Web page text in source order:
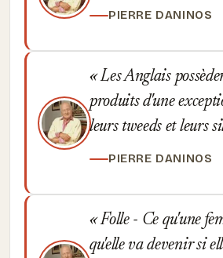
PIERRE DANINOS
Les Anglais
produits d'une
leurs tweeds et leurs
PIERRE DANINOS
Folle - Ce qu'une
qu'elle va devenir si